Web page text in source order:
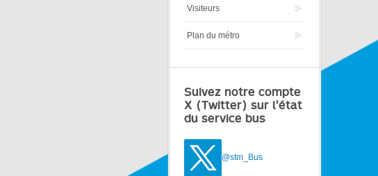
Visiteurs
Plan du métro
Suivez notre compte
X (Twitter) sur l'état
du service bus
@stm_Bus